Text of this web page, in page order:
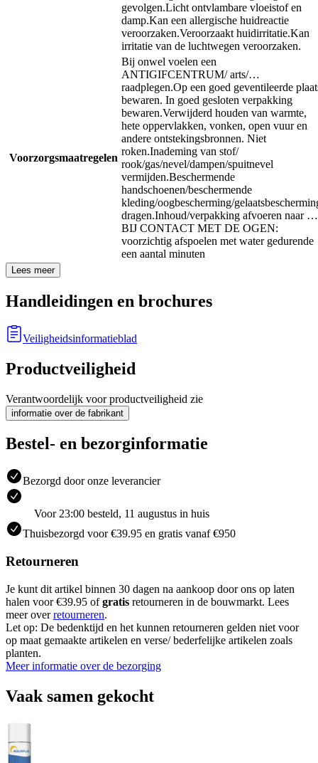
gevolgen.Licht ontvlambare vloeistof en
damp.Kan een allergische huidreactie
veroorzaken.Veroorzaakt huidirritatie.Kan
irritatie van de luchtwegen veroorzaken.
Voorzorgsmaatregelen
Bij onwel voelen een
ANTIGIFCENTRUM/ arts/…
raadplegen.Op een goed geventileerde
bewaren. In goed gesloten verpakking
bewaren.Verwijderd houden van warmte,
hete oppervlakken, vonken, open vuur en
andere ontstekingsbronnen. Niet
roken.Inademing van stof/
rook/gas/nevel/dampen/spuitnevel
vermijden.Beschermende
handschoenen/beschermende
kleding/oogbescherming/
dragen.Inhoud/verpakking afvoeren naar …
BIJ CONTACT MET DE OGEN:
voorzichtig afspoelen met water gedurende
een aantal minuten
Lees meer
Handleidingen en brochures
Veiligheidsinformatieblad
Productveiligheid
Verantwoordelijk voor productveiligheid zie
informatie over de fabrikant
Bestel- en bezorginformatie
Bezorgd door onze leverancier
Voor 23:00 besteld, 11 augustus in huis
Thuisbezorgd voor €39.95 en gratis vanaf €950
Retourneren
Je kunt dit artikel binnen 30 dagen na aankoop door ons op laten
halen voor €39.95 ofgratis retourneren in de bouwmarkt. Lees
meer overretourneren.
Let op: De bedenktijd en het kunnen retourneren gelden niet voor
op maat gemaakte artikelen en verse/ bederfelijke artikelen zoals
planten.
Meer informatie over de bezorging
Vaak samen gekocht